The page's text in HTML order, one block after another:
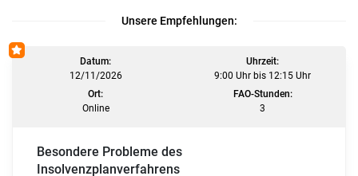
Unsere Empfehlungen:
Datum:
12/11/2026
Uhrzeit:
9:00 Uhr bis 12:15 Uhr
Ort:
Online
FAO-Stunden:
3
Besondere Probleme des
Insolvenzplanverfahrens